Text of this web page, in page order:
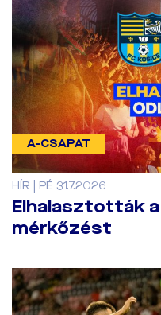
A-CSAPAT
HÍR | PÉ 31.7.2026
Elhalasztották a
mérkőzést